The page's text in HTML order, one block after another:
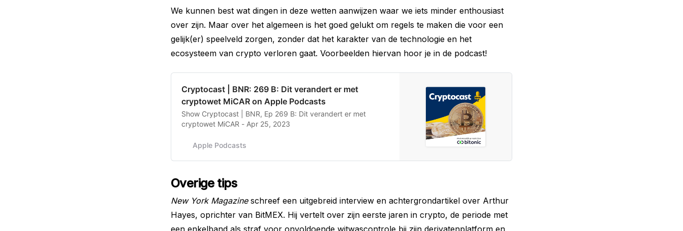
We kunnen best wat dingen in deze wetten aanwijzen waar we iets minder enthousiast
over zijn. Maar over het algemeen is het goed gelukt om regels te maken die voor een
gelijk(er) speelveld zorgen, zonder dat het karakter van de technologie en het
ecosysteem van crypto verloren gaat. Voorbeelden hiervan hoor je in de podcast!
‎Cryptocast | BNR: 269 B: Dit verandert er met
cryptowet MiCAR on Apple Podcasts
‎Show Cryptocast | BNR, Ep 269 B: Dit verandert er met
cryptowet MiCAR - Apr 25, 2023
Apple Podcasts
Overige tips
New York Magazineschreef een uitgebreid interview en achtergrondartikel over Arthur
Hayes, oprichter van BitMEX. Hij vertelt over zijn eerste jaren in crypto, de periode met
een enkelband als straf voor onvoldoende witwascontrole bij zijn derivatenplatform en